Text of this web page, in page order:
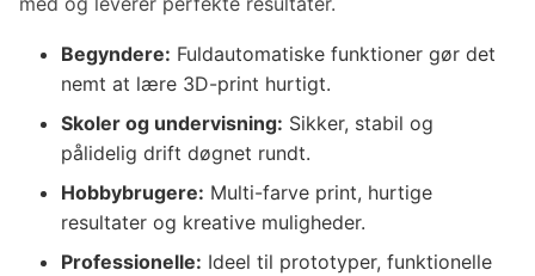
Begyndere: Fuldautomatiske funktioner gør det
nemt at lære 3D-print hurtigt.
Skoler og undervisning: Sikker, stabil og
pålidelig drift døgnet rundt.
Hobbybrugere: Multi-farve print, hurtige
resultater og kreative muligheder.
Professionelle: Ideel til prototyper, funktionelle